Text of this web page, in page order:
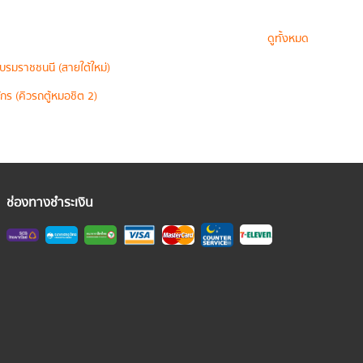
ดูทั้งหมด
มราชชนนี (สายใต้ใหม่)
ร (คิวรถตู้หมอชิต 2)
ช่องทางชำระเงิน